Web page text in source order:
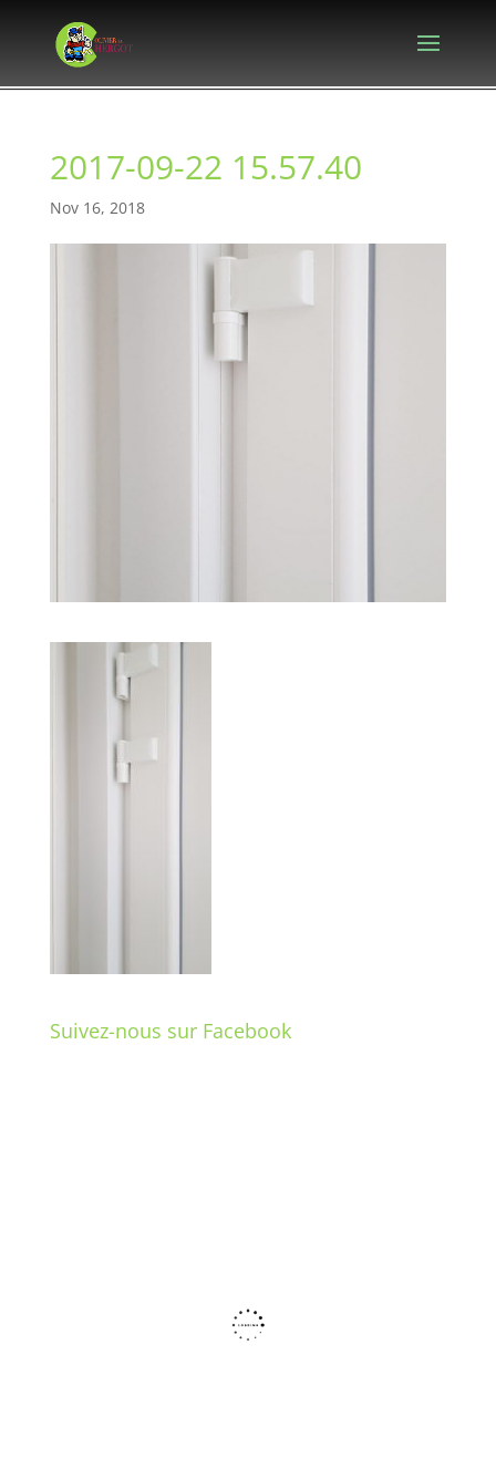
2017-09-22 15.57.40
Nov 16, 2018
Suivez-nous sur Facebook